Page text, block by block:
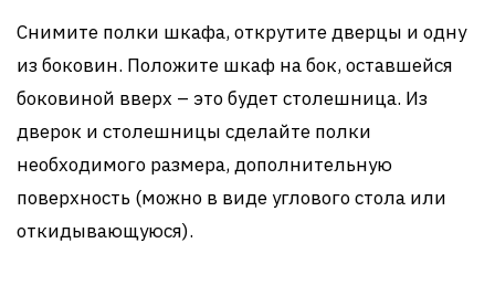
Снимите полки шкафа, открутите дверцы и одну
из боковин. Положите шкаф на бок, оставшейся
боковиной вверх – это будет столешница. Из
дверок и столешницы сделайте полки
необходимого размера, дополнительную
поверхность (можно в виде углового стола или
откидывающуюся).